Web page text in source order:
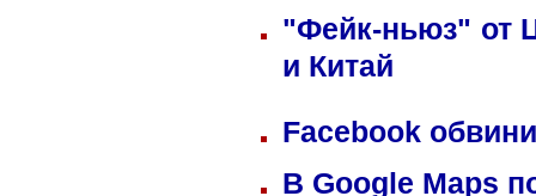
"Фейк-ньюз" от
и Китай
Facebook
В Google Maps